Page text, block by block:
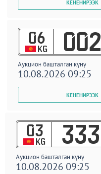
06
KG 002
Аукцион башталган күнү
10.08.2026 09:25
03
KG 333
Аукцион башталган күнү
10.08.2026 09:25